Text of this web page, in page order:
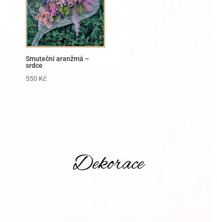
Smuteční aranžmá –
srdce
550 Kč
Dekorace